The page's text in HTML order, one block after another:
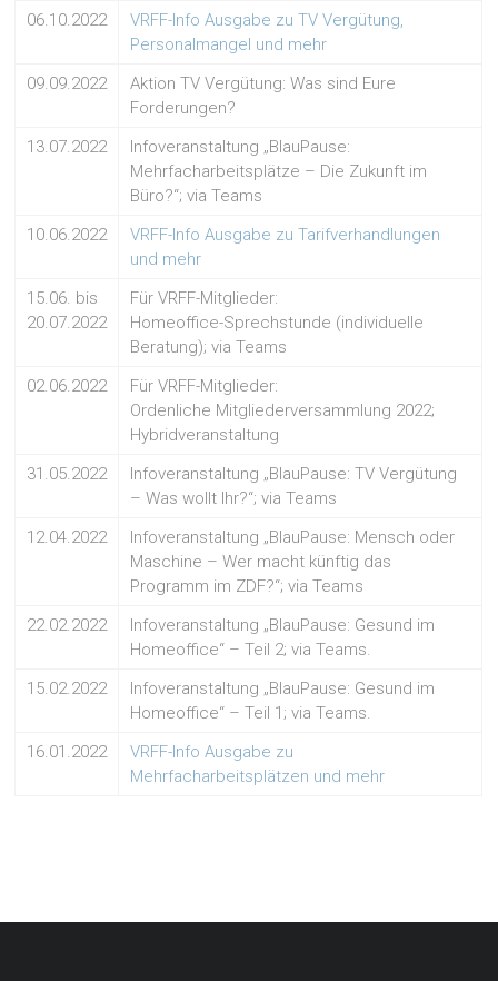
06.10.2022
VRFF-Info Ausgabe zu TV Vergütung,
Personalmangel und mehr
09.09.2022
Aktion TV Vergütung: Was sind Eure
Forderungen?
13.07.2022
Infoveranstaltung „BlauPause:
Mehrfacharbeitsplätze – Die Zukunft im
Büro?“; via Teams
10.06.2022
VRFF-Info Ausgabe zu Tarifverhandlungen
und mehr
15.06. bis
20.07.2022
Für VRFF-Mitglieder:
Homeoffice-Sprechstunde (individuelle
Beratung); via Teams
02.06.2022
Für VRFF-Mitglieder:
Ordenliche Mitgliederversammlung 2022;
Hybridveranstaltung
31.05.2022
Infoveranstaltung „BlauPause: TV Vergütung
– Was wollt Ihr?“; via Teams
12.04.2022
Infoveranstaltung „BlauPause: Mensch oder
Maschine – Wer macht künftig das
Programm im ZDF?“; via Teams
22.02.2022
Infoveranstaltung „BlauPause: Gesund im
Homeoffice“ – Teil 2; via Teams.
15.02.2022
Infoveranstaltung „BlauPause: Gesund im
Homeoffice“ – Teil 1; via Teams.
16.01.2022
VRFF-Info Ausgabe zu
Mehrfacharbeitsplätzen und mehr